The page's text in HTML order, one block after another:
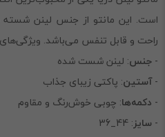
است. این مانتو از جنس لینن
راحت و قابل تنفس می‌باشد. ویژگی‌های
- جنس: لینن شست ‌شده
-آستین: پاکتی زیبای جذاب
- دکمه‌ها: چوبی خوش‌رنگ و مقاوم
- سایز: 44_36